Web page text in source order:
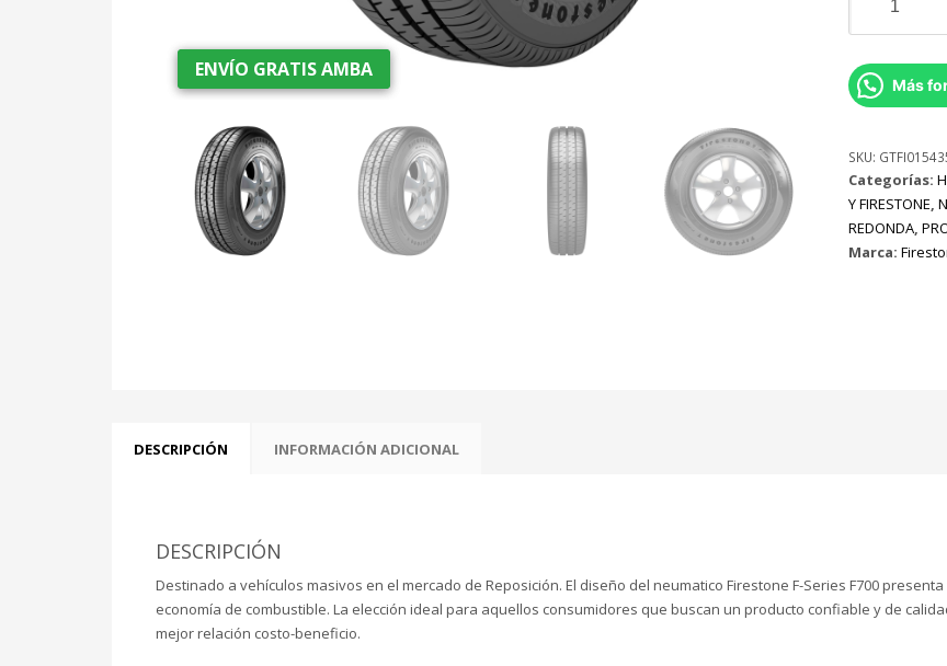
ENVÍO GRATIS AMBA
ENVÍO GRATIS AMBA
205/55r16
Firestone
F-
700
91
cantidad
Más
SKU:
Categorías:
Y FIRESTONE,
REDONDA,
Marca:
DESCRIPCIÓN INFORMACIÓN ADICIONAL
DESCRIPCIÓN
Destinado a vehículos masivos en el mercado de Reposición. El diseño del neumatico Firestone F-Series F700
economía de combustible. La elección ideal para aquellos consumidores que buscan un producto confiable y de
mejor relación costo-beneficio.